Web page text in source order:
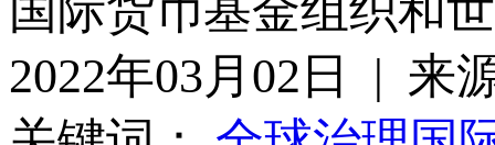
国际货币基金组织和
2022年03月02日 | 来